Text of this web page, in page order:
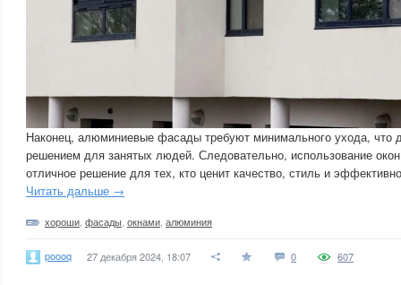
Наконец, алюминиевые фасады требуют минимального ухода, что
решением для занятых людей. Следовательно, использование
отличное решение для тех, кто ценит качество, стиль и
Читать дальше →
хороши фасады окнами алюминия
poooq 27 декабря 2024, 18:07 0 607